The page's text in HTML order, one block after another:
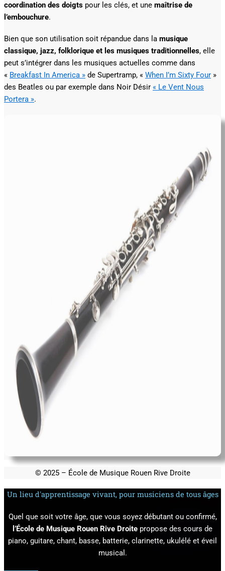
coordination des doigts pour les clés, et une maîtrise de
l’embouchure.
Bien que son utilisation soit répandue dans la musique
classique, jazz, folklorique et les musiques traditionnelles, elle
peut s’intégrer dans les musiques actuelles comme dans
« Breakfast In America » de Supertramp, « When I’m Sixty Four »
des Beatles ou par exemple dans Noir Désir « Le Vent Nous
Portera ».
© 2025 – École de Musique Rouen Rive Droite
Un lieu d'apprentissage vivant, pour musiciens de tous âges
Quel que soit votre âge, que vous soyez débutant ou confirmé,
l’École de Musique Rouen Rive Droite propose des cours de
piano, guitare, chant, basse, batterie, clarinette, ukulélé et éveil
musical.